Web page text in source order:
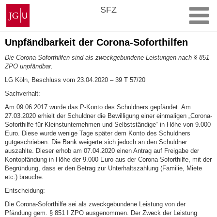
Zum
Inhalt
springen
Johannes
Gutenberg-
Universität
Mainz
SFZ
Unpfändbarkeit der Corona-Soforthilfen
Die Corona-Soforthilfen sind als zweckgebundene Leistungen nach § 851
ZPO unpfändbar.
LG Köln, Beschluss vom 23.04.2020 – 39 T 57/20
Sachverhalt:
Am 09.06.2017 wurde das P-Konto des Schuldners gepfändet. Am
27.03.2020 erhielt der Schuldner die Bewilligung einer einmaligen „Corona-
Soforthilfe für Kleinstunternehmen und Selbstständige“ in Höhe von 9.000
Euro. Diese wurde wenige Tage später dem Konto des Schuldners
gutgeschrieben. Die Bank weigerte sich jedoch an den Schuldner
auszahlte. Dieser erhob am 07.04.2020 einen Antrag auf Freigabe der
Kontopfändung in Höhe der 9.000 Euro aus der Corona-Soforthilfe, mit der
Begründung, dass er den Betrag zur Unterhaltszahlung (Familie, Miete
etc.) brauche.
Entscheidung:
Die Corona-Soforthilfe sei als zweckgebundene Leistung von der
Pfändung gem. § 851 I ZPO ausgenommen. Der Zweck der Leistung